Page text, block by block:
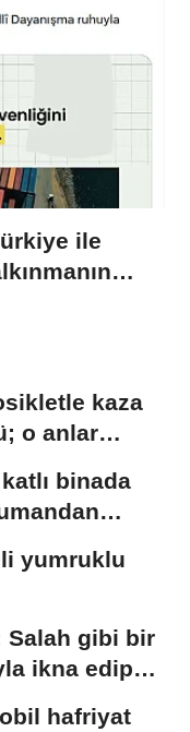
ile
kaza
o anlar
binada
yumruklu
Salah gibi bir
ikna edip
hafriyat